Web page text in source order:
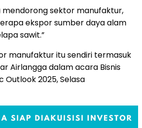
mendorong sektor manufaktur,
ekspor sumber daya alam
sawit.”
manufaktur itu sendiri termasuk
Airlangga dalam acara Bisnis
Outlook 2025, Selasa